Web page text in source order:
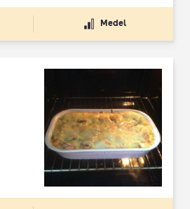
Medel